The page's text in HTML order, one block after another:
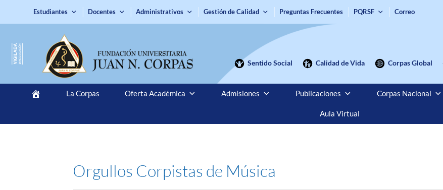
Estudiantes Docentes Administrativos Gestión de Calidad Preguntas Frecuentes PQRSF Correo
Sentido Social Calidad de Vida Corpas Global
La Corpas Oferta Académica Admisiones Publicaciones Corpas Nacional
Aula Virtual
Orgullos Corpistas de Música